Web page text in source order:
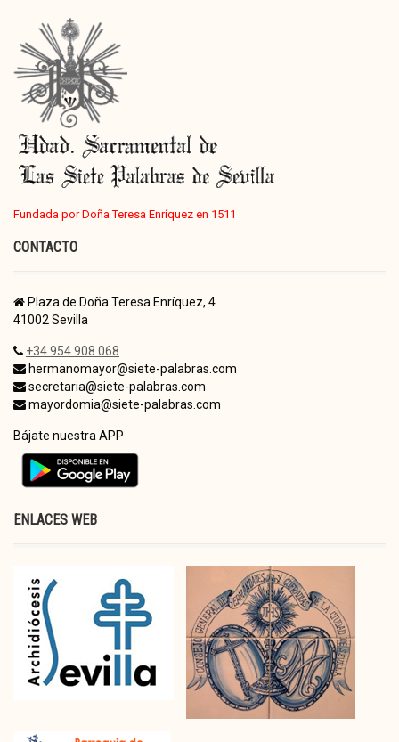
Fundada por Doña Teresa Enríquez en 1511
CONTACTO
Plaza de Doña Teresa Enríquez, 4
41002 Sevilla
+34 954 908 068
hermanomayor@siete-palabras.com
secretaria@siete-palabras.com
mayordomia@siete-palabras.com
Bájate nuestra APP
ENLACES WEB